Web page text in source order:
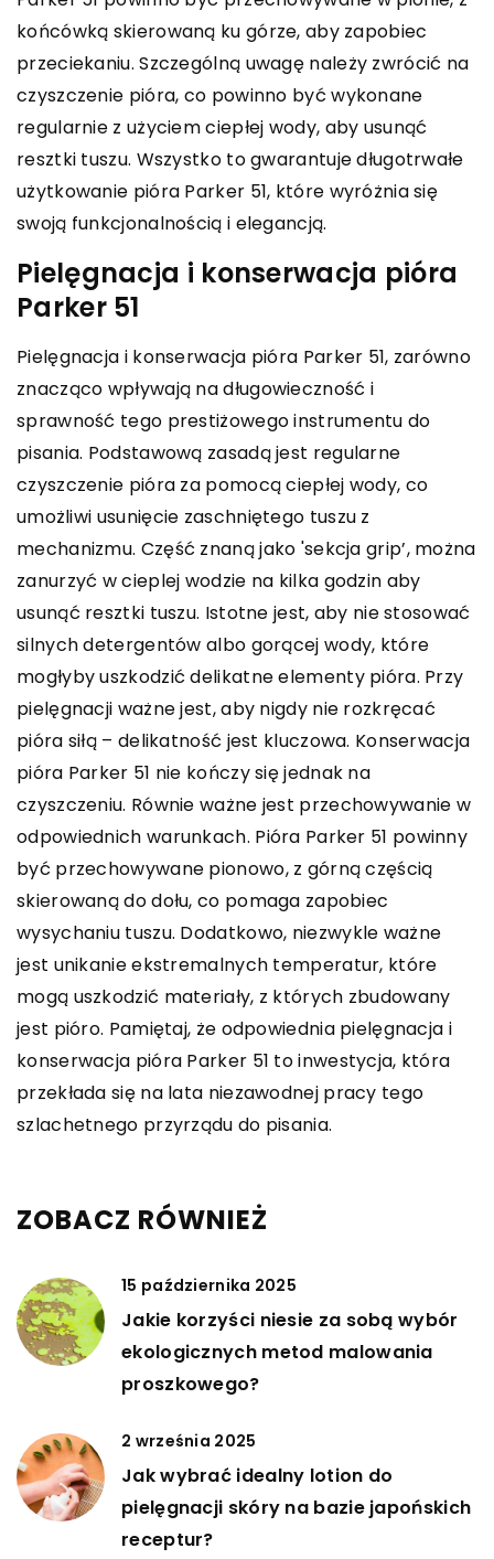
końcówką skierowaną ku górze, aby zapobiec
przeciekaniu. Szczególną uwagę należy zwrócić na
czyszczenie pióra, co powinno być wykonane
regularnie z użyciem ciepłej wody, aby usunąć
resztki tuszu. Wszystko to gwarantuje długotrwałe
użytkowanie pióra Parker 51, które wyróżnia się
swoją funkcjonalnością i elegancją.
Pielęgnacja i konserwacja pióra
Parker 51
Pielęgnacja i konserwacja pióra Parker 51, zarówno
znacząco wpływają na długowieczność i
sprawność tego prestiżowego instrumentu do
pisania. Podstawową zasadą jest regularne
czyszczenie pióra za pomocą ciepłej wody, co
umożliwi usunięcie zaschniętego tuszu z
mechanizmu. Część znaną jako 'sekcja grip’, można
zanurzyć w cieplej wodzie na kilka godzin aby
usunąć resztki tuszu. Istotne jest, aby nie stosować
silnych detergentów albo gorącej wody, które
mogłyby uszkodzić delikatne elementy pióra. Przy
pielęgnacji ważne jest, aby nigdy nie rozkręcać
pióra siłą – delikatność jest kluczowa. Konserwacja
pióra Parker 51 nie kończy się jednak na
czyszczeniu. Równie ważne jest przechowywanie w
odpowiednich warunkach. Pióra Parker 51 powinny
być przechowywane pionowo, z górną częścią
skierowaną do dołu, co pomaga zapobiec
wysychaniu tuszu. Dodatkowo, niezwykle ważne
jest unikanie ekstremalnych temperatur, które
mogą uszkodzić materiały, z których zbudowany
jest pióro. Pamiętaj, że odpowiednia pielęgnacja i
konserwacja pióra Parker 51 to inwestycja, która
przekłada się na lata niezawodnej pracy tego
szlachetnego przyrządu do pisania.
ZOBACZ RÓWNIEŻ
15 października 2025
Jakie korzyści niesie za sobą wybór
ekologicznych metod malowania
proszkowego?
2 września 2025
Jak wybrać idealny lotion do
pielęgnacji skóry na bazie japońskich
receptur?